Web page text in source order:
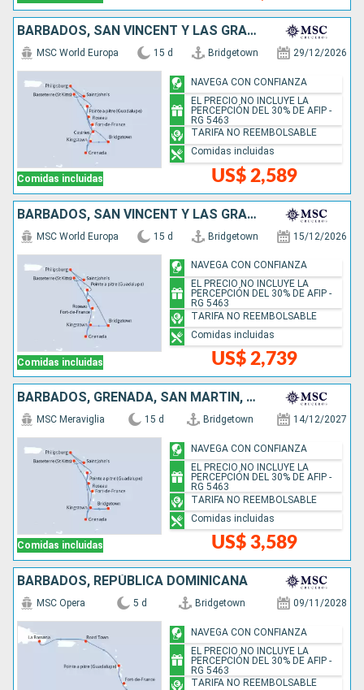
BARBADOS, SAN VINCENT Y LAS GRANADINAS, GRENADA, SANTA LUCIA, SAN MARTÍN, ANTIGUA Y BARBUDA, DOMINICA
Comidas incluidas
MSC World Europa 15 d Bridgetown 29/12/2026
US$ 2,589
NAVEGA CON CONFIANZA
EL PRECIO NO INCLUYE LA
PERCEPCIÓN DEL 30% DE AFIP -
RG 5463
TARIFA NO REEMBOLSABLE
Comidas incluidas
BARBADOS, SAN VINCENT Y LAS GRANADINAS, GRENADA, SAN MARTÍN, ANTIGUA Y BARBUDA, DOMINICA
Comidas incluidas
MSC World Europa 15 d Bridgetown 15/12/2026
US$ 2,739
NAVEGA CON CONFIANZA
EL PRECIO NO INCLUYE LA
PERCEPCIÓN DEL 30% DE AFIP -
RG 5463
TARIFA NO REEMBOLSABLE
Comidas incluidas
BARBADOS, GRENADA, SAN MARTÍN, ANTIGUA Y BARBUDA, DOMINICA, SAN VINCENT Y LAS GRANADINAS
Comidas incluidas
MSC Meraviglia 15 d Bridgetown 14/12/2027
US$ 3,589
NAVEGA CON CONFIANZA
EL PRECIO NO INCLUYE LA
PERCEPCIÓN DEL 30% DE AFIP -
RG 5463
TARIFA NO REEMBOLSABLE
Comidas incluidas
BARBADOS, REPÚBLICA DOMINICANA
MSC Opera 5 d Bridgetown 09/11/2028
NAVEGA CON CONFIANZA
EL PRECIO NO INCLUYE LA
PERCEPCIÓN DEL 30% DE AFIP -
RG 5463
TARIFA NO REEMBOLSABLE